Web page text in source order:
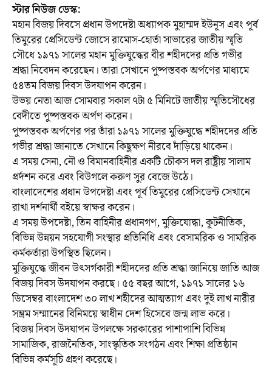
স্টার নিউজ ডেস্ক:
মহান বিজয় দিবসে প্রধান উপদেষ্টা অধ্যাপক মুহাম্মদ ইউনূস এবং পূর্ব
তিমুরের প্রেসিডেন্ট জোসে রামোস-হোর্তা সাভারের জাতীয় স্মৃতি
সৌধে ১৯৭১ সালের মহান মুক্তিযুদ্ধের বীর শহীদদের প্রতি গভীর
শ্রদ্ধা নিবেদন করেছেন। তারা সেখানে পুষ্পস্তবক অর্পণের মাধ্যমে
৫৪তম বিজয় দিবস উদযাপন করেন।
উভয় নেতা আজ সোমবার সকাল ৭টা ৫ মিনিটে জাতীয় স্মৃতিসৌধের
বেদীতে পুষ্পস্তবক অর্পণ করেন।
পুষ্পস্তবক অর্পণের পর তাঁরা ১৯৭১ সালের মুক্তিযুদ্ধে শহীদদের প্রতি
গভীর শ্রদ্ধা জানাতে সেখানে কিছুক্ষণ নীরবে দাঁড়িয়ে থাকেন।
এ সময় সেনা, নৌ ও বিমানবাহিনীর একটি চৌকস দল রাষ্ট্রীয় সালাম
প্রর্দশন করে এবং বিউগলে করুণ সুর বেজে উঠে।
বাংলাদেশের প্রধান উপদেষ্টা এবং পূর্ব তিমুরের প্রেসিডেন্ট সেখানে
রাখা দর্শনার্থী বইয়ে স্বাক্ষর করেন।
এ সময় উপদেষ্টা, তিন বাহিনীর প্রধানগণ, মুক্তিযোদ্ধা, কূটনীতিক,
বিভিন্ন উন্নয়ন সহযোগী সংস্থার প্রতিনিধি এবং বেসামরিক ও সামরিক
কর্মকর্তারা উপস্থিত ছিলেন।
মুক্তিযুদ্ধে জীবন উৎসর্গকারী শহীদদের প্রতি শ্রদ্ধা জানিয়ে জাতি আজ
বিজয় দিবস উদযাপন করছে। ৫৫ বছর আগে, ১৯৭১ সালের ১৬
ডিসেম্বর বাংলাদেশ ৩০ লাখ শহীদের আত্মত্যাগ এবং দুই লাখ নারীর
সম্ভ্রম সম্মানের বিনিময়ে স্বাধীন দেশ হিসেবে জন্ম লাভ করে।
বিজয় দিবস উদযাপন উপলক্ষে সরকারের পাশাপাশি বিভিন্ন
সামাজিক, রাজনৈতিক, সাংস্কৃতিক সংগঠন এবং শিক্ষা প্রতিষ্ঠান
বিভিন্ন কর্মসূচি গ্রহণ করেছে।